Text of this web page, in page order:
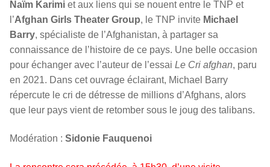
Naïm Karimi et aux liens qui se nouent entre le TNP et
l’Afghan Girls Theater Group, le TNP invite Michael
Barry, spécialiste de l’Afghanistan, à partager sa
connaissance de l’histoire de ce pays. Une belle occasion
pour échanger avec l’auteur de l’essai Le Cri afghan, paru
en 2021. Dans cet ouvrage éclairant, Michael Barry
répercute le cri de détresse de millions d’Afghans, alors
que leur pays vient de retomber sous le joug des talibans.
Modération : Sidonie Fauquenoi